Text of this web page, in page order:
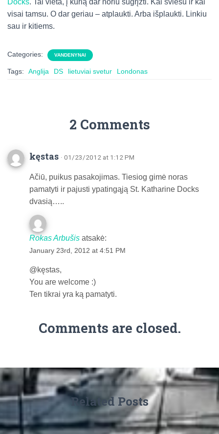
Docks. Tai vieta, į kurią dar noriu sugrįžti. Kai šviesu ir kai
visai tamsu. O dar geriau – atplaukti. Arba išplaukti. Linkiu
sau ir kitiems.
Categories: VANDENYNAI
Tags: Anglija DS lietuviai svetur Londonas
2 Comments
kęstas · 01/23/2012 at 1:12 PM
Ačiū, puikus pasakojimas. Tiesiog gimė noras
pamatyti ir pajusti ypatingąją St. Katharine Docks
dvasią…..
Rokas Arbušis atsakė:
January 23rd, 2012 at 4:51 PM
@kęstas,
You are welcome :)
Ten tikrai yra ką pamatyti.
Comments are closed.
Related Posts